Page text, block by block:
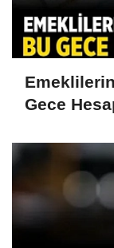
Gece